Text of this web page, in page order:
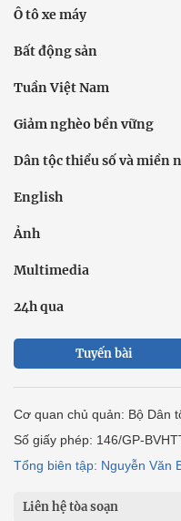
Ô tô xe máy
Bất động sản
Tuần Việt Nam
Giảm nghèo bền vững
Dân tộc thiểu số và miền
English
Ảnh
Multimedia
24h qua
Tuyến bài
Cơ quan chủ quản: Bộ Dân
Số giấy phép: 146/GP-
Tổng biên tập: Nguyễn Văn
Liên hệ tòa soạn